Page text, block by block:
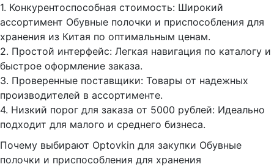
1.⁠ ⁠Конкурентоспособная стоимость: Широкий
ассортимент Обувные полочки и приспособления для
хранения из Китая по оптимальным ценам.
2.⁠ ⁠Простой интерфейс: Легкая навигация по каталогу и
быстрое оформление заказа.
3.⁠ ⁠Проверенные поставщики: Товары от надежных
производителей в ассортименте.
4.⁠ ⁠Низкий порог для заказа от 5000 рублей: Идеально
подходит для малого и среднего бизнеса.
Почему выбирают Optovkin для закупки Обувные
полочки и приспособления для хранения